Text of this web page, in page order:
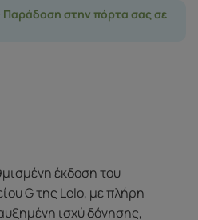
Παράδοση στην πόρτα σας σε
έκδοση του
G της Lelo, με πλήρη
ισχύ δόνησης,